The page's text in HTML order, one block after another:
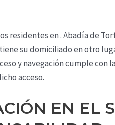
residentes en .Abadía de
su domiciliado en otro
y navegación cumple con
acceso.
EN EL